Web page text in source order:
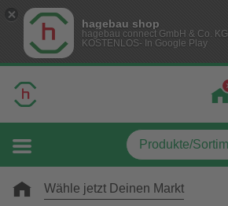
hagebau shop
hagebau connect GmbH & Co. KG
KOSTENLOS- In Google Play
Wähle jetzt Deinen Markt